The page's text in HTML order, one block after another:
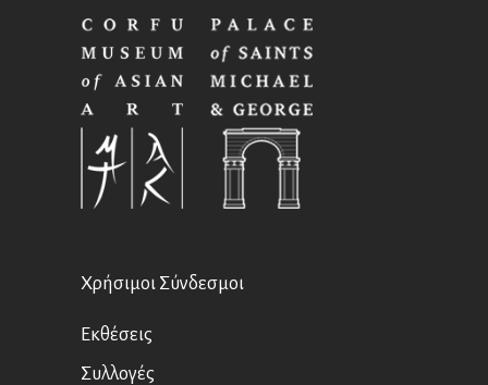
Χρήσιμοι Σύνδεσμοι
Εκθέσεις
Συλλογές